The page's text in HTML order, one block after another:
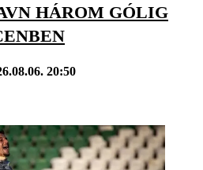
HÁROM GÓLIG
20:50